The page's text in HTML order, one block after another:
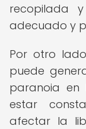
recopilada
adecuado y
Por otro
puede
paranoia en
estar
afectar la